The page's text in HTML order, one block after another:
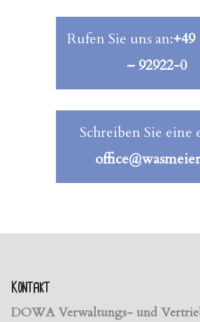
Rufen Sie uns an:+49
– 92922-0
Schreiben Sie eine
Kontakt
DOWA Verwaltungs- und